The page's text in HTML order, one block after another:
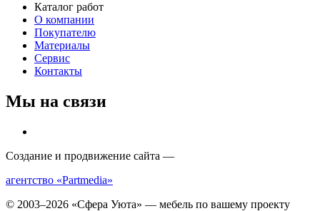
Каталог работ
О компании
Покупателю
Материалы
Сервис
Контакты
Мы на связи
Создание и продвижение сайта —
агентство «Partmedia»
© 2003–2026 «Сфера Уюта» — мебель по вашему проекту